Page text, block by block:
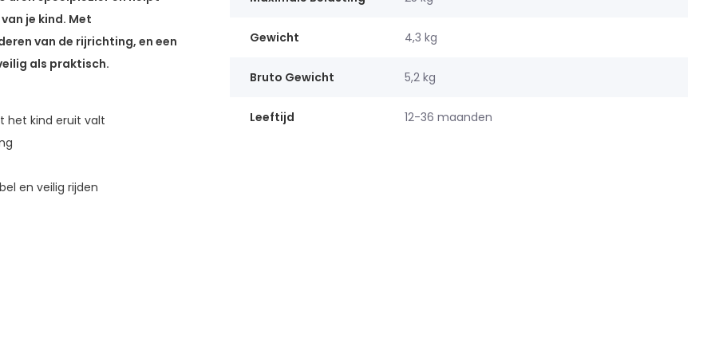
je kind. Met
van de rijrichting, en een
als praktisch.
het kind eruit valt
en veilig rijden
Gewicht 4,3 kg
Bruto Gewicht 5,2 kg
Leeftijd 12-36 maanden